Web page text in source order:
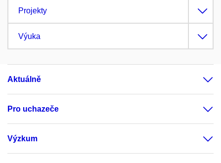
Projekty
Výuka
Aktuálně
Pro uchazeče
Výzkum